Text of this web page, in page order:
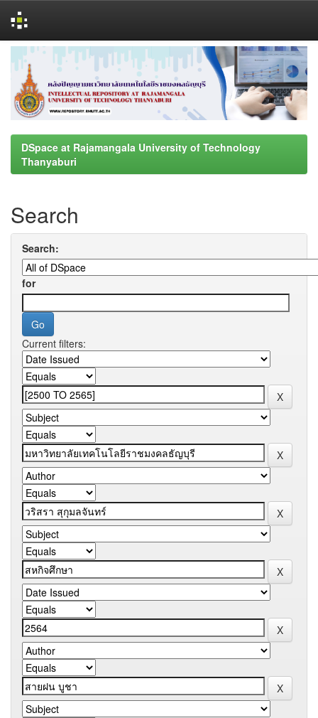
navigation
DSpace at Rajamangala University of Technology
Thanyaburi
Search
Search:
for
Current filters: